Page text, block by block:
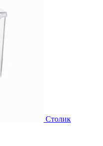
Столик